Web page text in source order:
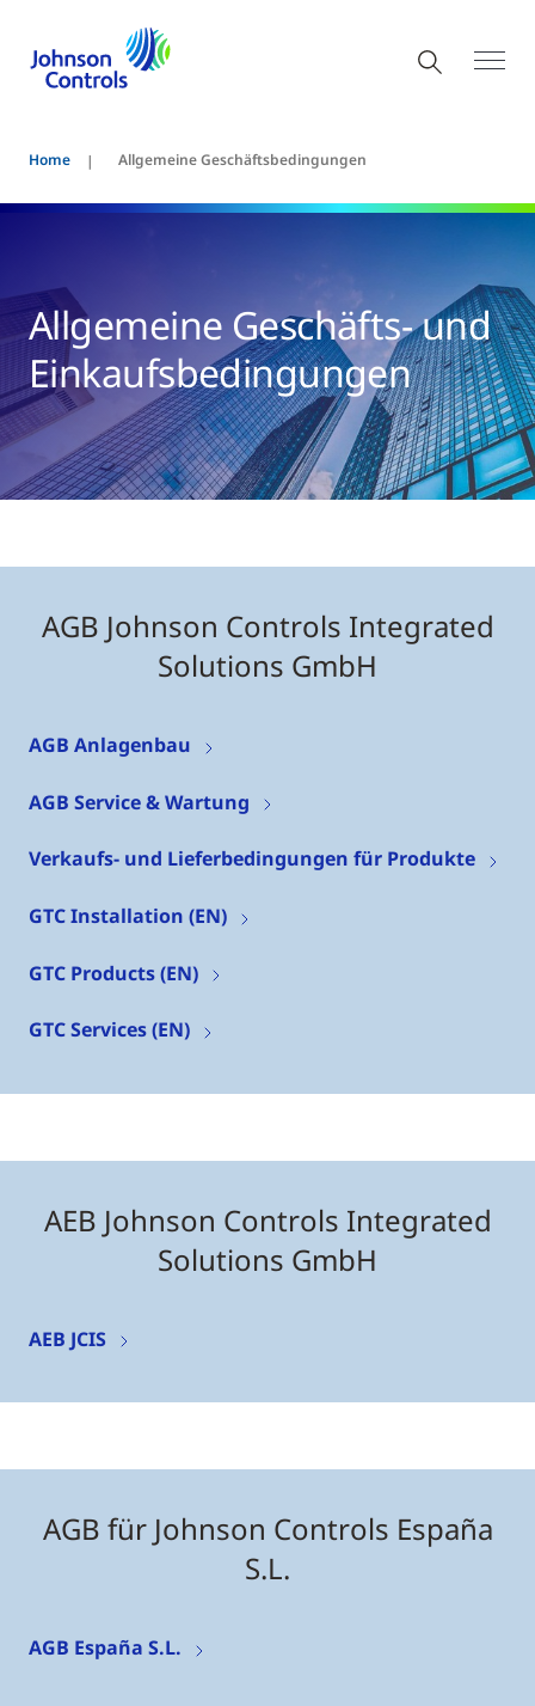
Home Allgemeine Geschäftsbedingungen
Allgemeine Geschäfts- und
Einkaufsbedingungen
AGB Johnson Controls Integrated
Solutions GmbH
AGB Anlagenbau
AGB Service & Wartung
Verkaufs- und Lieferbedingungen für Produkte
GTC Installation (EN)
GTC Products (EN)
GTC Services (EN)
AEB Johnson Controls Integrated
Solutions GmbH
AEB JCIS
AGB für Johnson Controls España
S.L.
AGB España S.L.